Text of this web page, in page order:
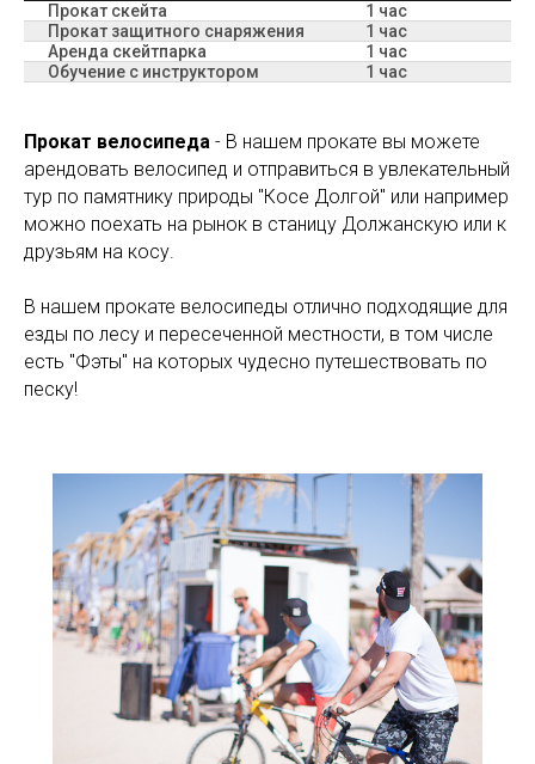
Прокат скейта
1 час
Прокат защитного снаряжения
1 час
Аренда скейтпарка
1 час
Обучение с инструктором
1 час
Прокат велосипеда - В нашем прокате вы можете
арендовать велосипед и отправиться в увлекательный
тур по памятнику природы "Косе Долгой" или например
можно поехать на рынок в станицу Должанскую или к
друзьям на косу.
В нашем прокате велосипеды отлично подходящие для
езды по лесу и пересеченной местности, в том числе
есть "Фэты" на которых чудесно путешествовать по
песку!